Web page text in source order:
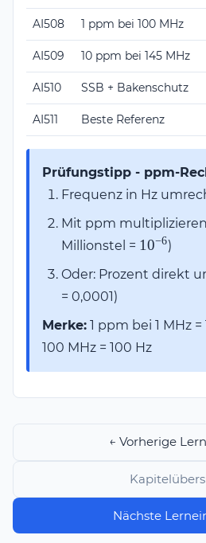
AI508 1 ppm bei 100 MHz
AI509 10 ppm bei 145 MHz
AI510 SSB + Bakenschutz
AI511 Beste Referenz
Prüfungstipp - ppm-
Frequenz in Hz
Mit ppm
Millionstel = 10^{-6}
10−6)
Oder: Prozent direkt
= 0,0001)
Merke: 1 ppm bei 1 MHz
100 MHz = 100 Hz
← Vorherige
Nächste